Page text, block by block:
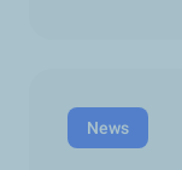
News